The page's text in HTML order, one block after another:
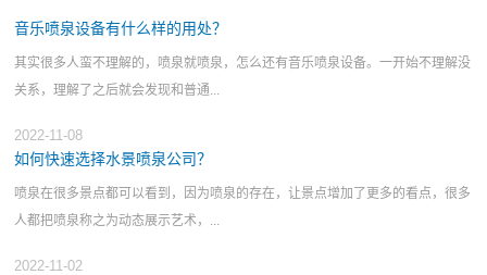
音乐喷泉设备有什么样的用处？
其实很多人蛮不理解的，喷泉就喷泉，怎么还有音乐喷泉设备。一开始不理解没
关系，理解了之后就会发现和普通...
2022-11-08
如何快速选择水景喷泉公司？
喷泉在很多景点都可以看到，因为喷泉的存在，让景点增加了更多的看点，很多
人都把喷泉称之为动态展示艺术，...
2022-11-02